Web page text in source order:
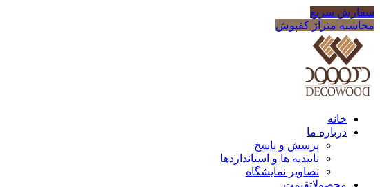
سفارش سریع
محاسبه متراژ کفپوش
خانه
درباره ما
پرسش و پاسخ
تاییدیه ها و استانداردها
تصاویر نمایشگاه
محصولاتقیمت